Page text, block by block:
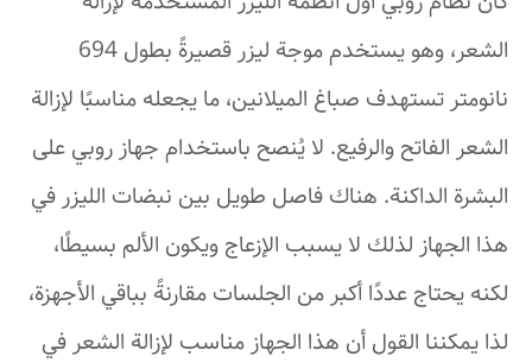
الشعر، وهو يستخدم موجة ليزر قصيرةً بطول 694
نانومتر تستهدف صباغ الميلانين، ما يجعله مناسبًا لإزالة
الشعر الفاتح والرفيع. لا يُنصح باستخدام جهاز روبي على
البشرة الداكنة. هناك فاصل طويل بين نبضات الليزر في
هذا الجهاز لذلك لا يسبب الإزعاج ويكون الألم بسيطًا،
لكنه يحتاج عددًا أكبر من الجلسات مقارنةً بباقي الأجهزة،
لذا يمكننا القول أن هذا الجهاز مناسب لإزالة الشعر في